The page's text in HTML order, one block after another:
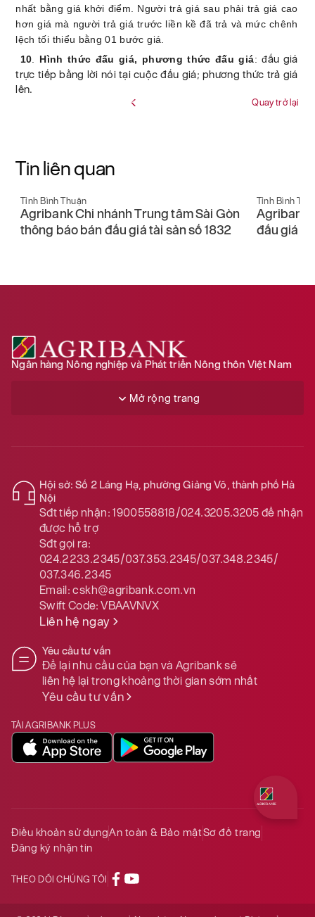
nhất bằng giá khởi điểm. Người trả giá sau phải trả giá cao
hơn giá mà người trả giá trước liền kề đã trả và mức chênh
lệch tối thiểu bằng 01 bước giá.
10
Hình thức đấu giá, phương thức đấu giá: đấu giá
trực tiếp bằng lời nói tại cuộc đấu giá; phương thức trả giá
lên.
Quay trở lại
Tin liên quan
Tỉnh Bình Thuận
Agribank AMC LTD thông báo tổ chức
đấu giá tài sản số 3479
Tỉnh Bình
Agribank
Minh
Ngân hàng Nông nghiệp và Phát triển Nông thôn Việt Nam
Mở rộng trang
Hội sở: Số 2 Láng Hạ, phường Giảng Võ, thành phố Hà
Nội
Sđt tiếp nhận: 1900558818/024.3205.3205để nhận
được hỗ trợ
Sđt gọi ra:
024.2233.2345/037.353.2345/037.348.2345/
037.346.2345
Email:cskh@agribank.com.vn
Swift Code:VBAAVNVX
Liên hệ ngay
Yêu cầu tư vấn
Để lại nhu cầu của bạn và Agribank sẽ
liên hệ lại trong khoảng thời gian sớm nhất
Yêu cầu tư vấn
TẢI AGRIBANK PLUS
Điều khoản sử dụngAn toàn & Bảo mậtSơ đồ trang
Đăng ký nhận tin
THEO DÕI CHÚNG TÔI
Quý